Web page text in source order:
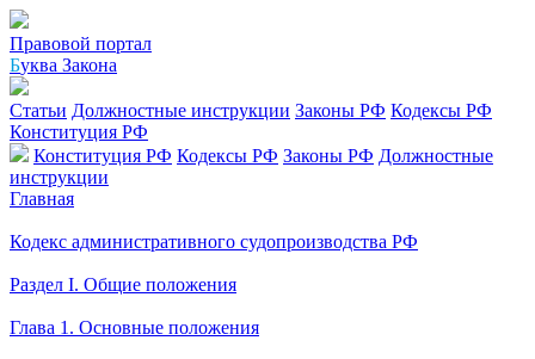
Правовой портал
Буква Закона
Статьи Должностные инструкции Законы РФ Кодексы РФ
Конституция РФ
Конституция РФ Кодексы РФ Законы РФ Должностные
инструкции
Главная
Кодекс административного судопроизводства РФ
Раздел I. Общие положения
Глава 1. Основные положения